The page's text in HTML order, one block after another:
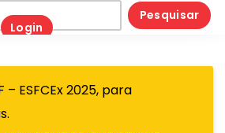
Login
– ESFCEx 2025, para